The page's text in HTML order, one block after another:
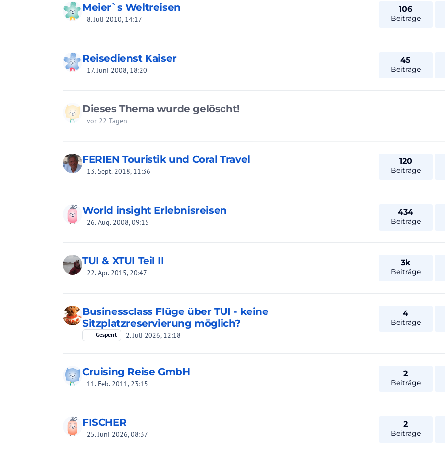
Meier`s Weltreisen
8. Juli 2010, 14:17
106
Beiträge
Reisedienst Kaiser
17. Juni 2008, 18:20
45
Beiträge
Dieses Thema wurde gelöscht!
vor 22 Tagen
FERIEN Touristik und Coral Travel
13. Sept. 2018, 11:36
120
Beiträge
World insight Erlebnisreisen
26. Aug. 2008, 09:15
434
Beiträge
TUI & XTUI Teil II
22. Apr. 2015, 20:47
3k
Beiträge
Businessclass Flüge über TUI - keine
Sitzplatzreservierung möglich?
Gesperrt 2. Juli 2026, 12:18
4
Beiträge
Cruising Reise GmbH
11. Feb. 2011, 23:15
2
Beiträge
FISCHER
25. Juni 2026, 08:37
2
Beiträge